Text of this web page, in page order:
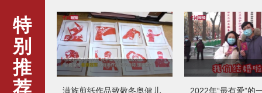
特
别
推
荐
满族剪纸作品致敬冬奥健儿 2022年“最有爱”的